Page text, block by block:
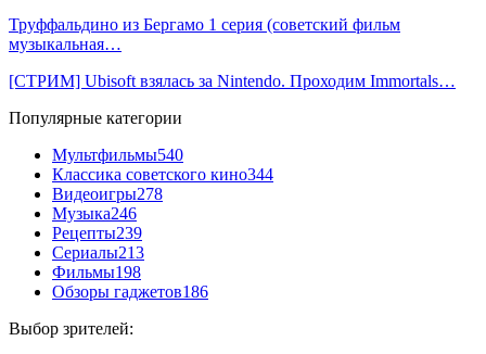
Труффальдино из Бергамо 1 серия (советский фильм
музыкальная…
[СТРИМ] Ubisoft взялась за Nintendo. Проходим Immortals…
Популярные категории
Мультфильмы540
Классика советского кино344
Видеоигры278
Музыка246
Рецепты239
Сериалы213
Фильмы198
Обзоры гаджетов186
Выбор зрителей: